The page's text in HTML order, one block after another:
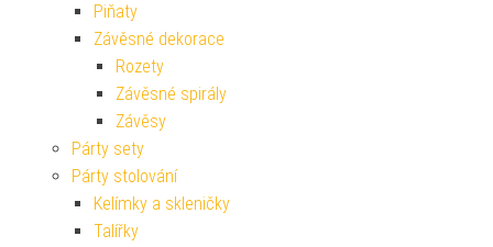
Piňaty
Závěsné dekorace
Rozety
Závěsné spirály
Závěsy
Párty sety
Párty stolování
Kelímky a skleničky
Talířky